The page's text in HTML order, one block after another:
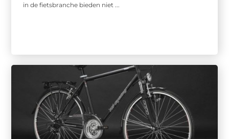
in de fietsbranche bieden niet ...